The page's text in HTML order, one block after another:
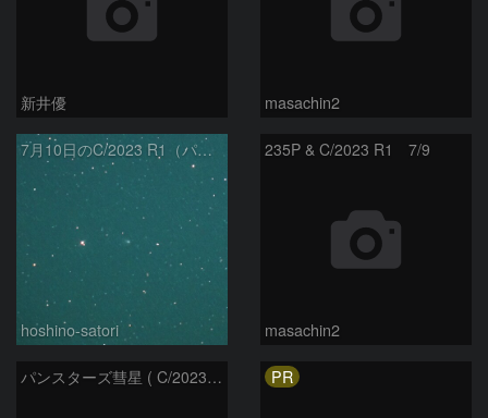
新井優 masachin2
7月10日のC/2023 R1（パンスターズ彗星）
hoshino-satori
235P & C/2023 R1 7/9
masachin2
パンスターズ彗星 ( C/2023R1 ) ：2026/05/20 PR